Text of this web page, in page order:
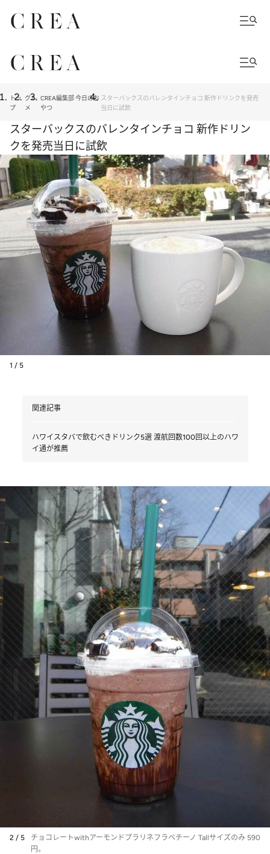
トッ
プ
グル
メ
CREA編集部 今日のお
やつ
スターバックスのバレンタインチョコ 新作ドリンクを発売
当日に試飲
スターバックスのバレンタインチョコ 新作ドリン
クを発売当日に試飲
1 / 5
関連記事
ハワイスタバで飲むべきドリンク5選 渡航回数100回以上のハワ
イ通が推薦
2 / 5
チョコレートwithアーモンドプラリネフラペチーノ Tallサイズのみ 590
円。